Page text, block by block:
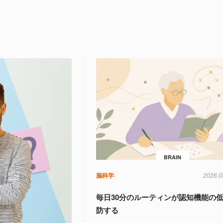
BRAIN
脳科学
毎日30分のルーティンが認知機能の
防する